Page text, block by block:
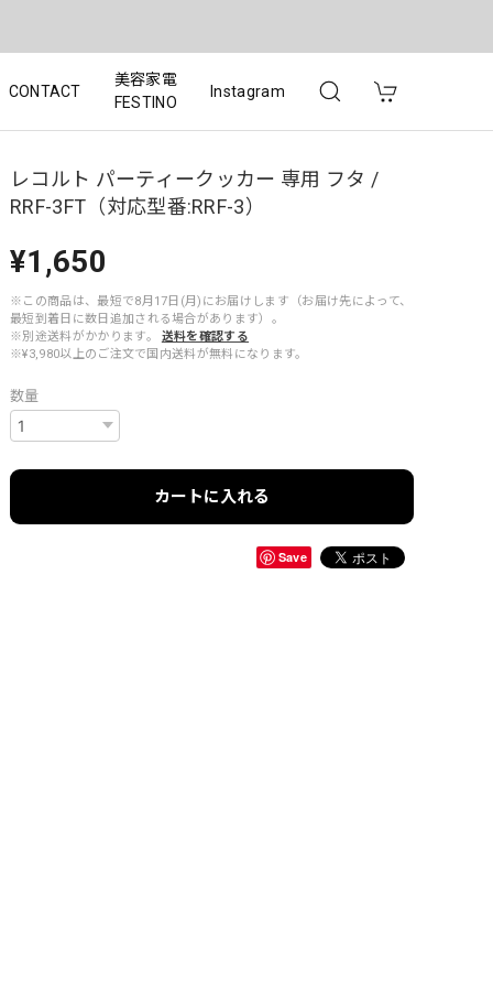
CONTACT
美容家電
FESTINO
Instagram
レコルト パーティークッカー 専用 フタ /
RRF-3FT（対応型番:RRF-3）
¥1,650
※この商品は、最短で8月17日(月)にお届けします（お届け先によって、
最短到着日に数日追加される場合があります）。
※別途送料がかかります。
送料を確認する
※¥3,980以上のご注文で国内送料が無料になります。
数量
カートに入れる
Save